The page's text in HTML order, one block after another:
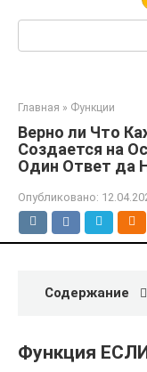
Поиск:
Главная » Функции
Верно ли Что
Создается на
Один Ответ да
Опубликовано:
Содержание
Функция ЕСЛИ